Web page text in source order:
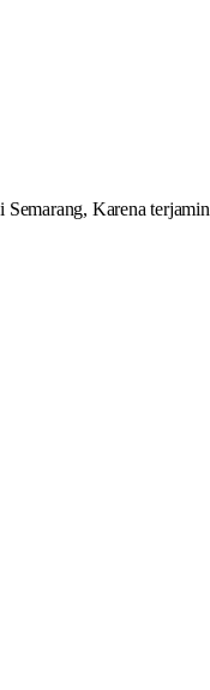
Karena terjamin